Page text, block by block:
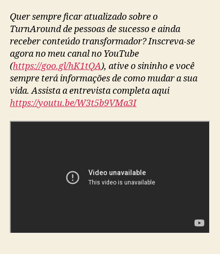
Quer sempre ficar atualizado sobre o
TurnAround de pessoas de sucesso e ainda
receber conteúdo transformador? Inscreva-se
agora no meu canal no YouTube
(https://goo.gl/hK1tQA), ative o sininho e você
sempre terá informações de como mudar a sua
vida. Assista a entrevista completa aqui
https://youtu.be/W3t5b9VMa3I